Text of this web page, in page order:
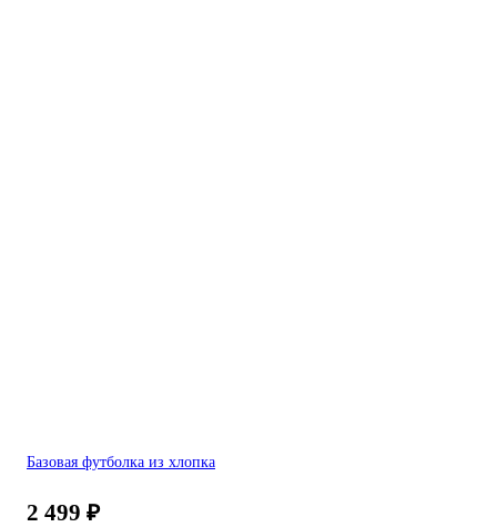
Базовая футболка из хлопка
2 499 ₽